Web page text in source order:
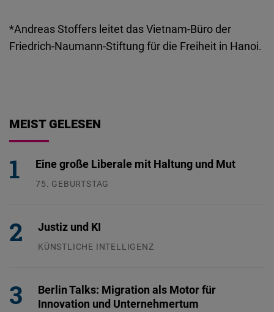
*Andreas Stoffers leitet das Vietnam-Büro der
Friedrich-Naumann-Stiftung für die Freiheit in Hanoi.
MEIST GELESEN
Eine große Liberale mit Haltung und Mut
75. GEBURTSTAG
Justiz und KI
KÜNSTLICHE INTELLIGENZ
Berlin Talks: Migration als Motor für
Innovation und Unternehmertum